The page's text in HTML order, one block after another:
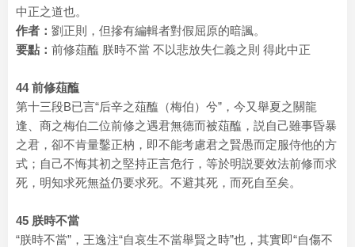
中正之道也。
作者： 劉正則，但摻有編輯者對假屈原的暗諷。
要點： 前修葅醢 朕時不當 不以悲放失仁義之則 得此中正
44 前修葅醢
第十三段B已言“后辛之葅醢（梅伯）兮”，今又舉夏之關龍
逢、商之梅伯二位前修之遇君無德而被葅醢，説自己雖事昏暴
之君，卻不肯量鑿正枘，即不能考慮君之賢愚而定服侍他的方
式；自己不悔其初之堅持正言危行，等於明説要效法前修而求
死，明知求死無益仍要求死。不避其死，而死自至矣。
45 朕時不當
“朕時不當”，王逸注“自哀生不當舉賢之時”也，其實即“自傷不